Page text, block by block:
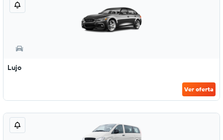
Lujo
Ver oferta